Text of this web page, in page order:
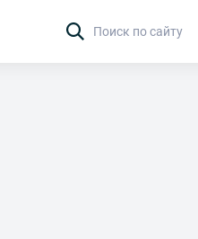
Поиск по сайту